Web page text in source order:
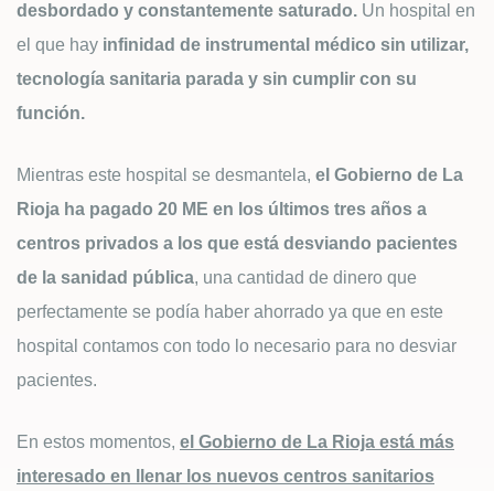
desbordado y constantemente saturado. Un hospital en
el que hay infinidad de instrumental médico sin utilizar,
tecnología sanitaria parada y sin cumplir con su
función.
Mientras este hospital se desmantela, el Gobierno de La
Rioja ha pagado 20 ME en los últimos tres años a
centros privados a los que está desviando pacientes
de la sanidad pública, una cantidad de dinero que
perfectamente se podía haber ahorrado ya que en este
hospital contamos con todo lo necesario para no desviar
pacientes.
En estos momentos, el Gobierno de La Rioja está más
interesado en llenar los nuevos centros sanitarios